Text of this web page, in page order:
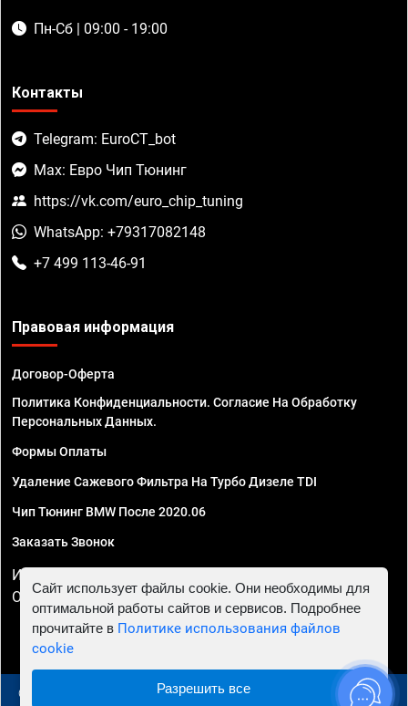
Пн-Сб | 09:00 - 19:00
Контакты
Telegram: EuroCT_bot
Max: Евро Чип Тюнинг
https://vk.com/euro_chip_tuning
WhatsApp: +79317082148
+7 499 113-46-91
Правовая информация
Договор-Оферта
Политика Конфиденциальности. Согласие На Обработку
Персональных Данных.
Формы Оплаты
Удаление Сажевого Фильтра На Турбо Дизеле TDI
Чип Тюнинг BMW После 2020.06
Заказать Звонок
ИП Смирнов Георгий Павлович. ИНН 781302555843,
ОГРНИП 324470400032610
© 2010 - 2026 Чип тюнинг в Москве и МО - Автосервис
Сайт использует файлы cookie. Они необходимы для
оптимальной работы сайтов и сервисов. Подробнее
прочитайте в Политике использования файлов
cookie
Разрешить все